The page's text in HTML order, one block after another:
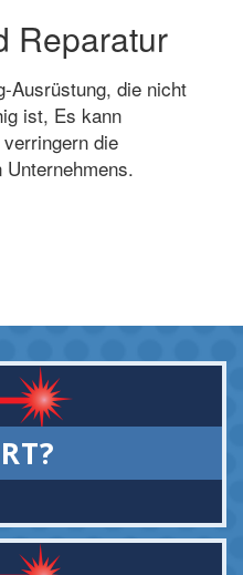
Reparatur
Ausrüstung, die nicht
ist, Es kann
die